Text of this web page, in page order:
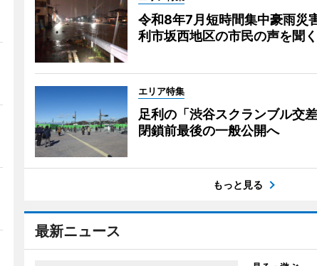
令和8年7月短時間集中豪雨
利市坂西地区の市民の声を聞く
エリア特集
足利の「渋谷スクランブル交
閉鎖前最後の一般公開へ
もっと見る
最新ニュース